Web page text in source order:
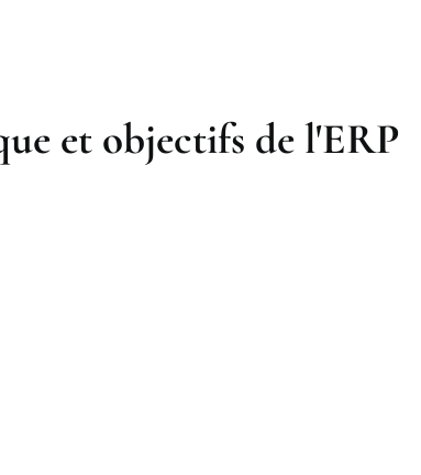
et objectifs de l'ERP